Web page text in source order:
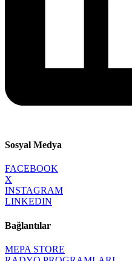
Sosyal Medya
FACEBOOK
X
INSTAGRAM
LINKEDIN
Bağlantılar
MEPA STORE